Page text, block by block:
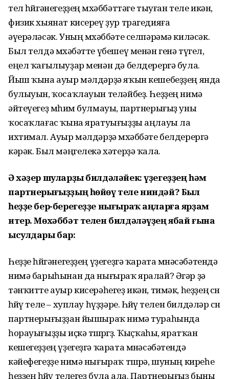
тел һөйгәнегеҙҙең мөхәббәттәге тыуған теле икән,
физик хыянат кисереү ҙур трагедияға
әүерәләсәк. Уның мөхәббәте селпәрәмә киләсәк.
Был телдә мөхәбәтте үбешеү менән генә түгел,
еңел ҡағылыуҙар менән дә белдерергә була.
Йыш ҡына ауыр мәлдәрҙә яҡын кешебеҙҙең янда
булыуын, ҡосаҡлауын теләйбеҙ. Һеҙҙең нимә
әйтеүегеҙ мөһим булмауы, партнерығыҙ уны
ҡосаҡлағас ҡына яратуығыҙҙы аңлауы ла
ихтимал. Ауыр мәлдәрҙә мөхәббәте белдерергә
кәрәк. Был мәңгелекә хәтерҙә ҡала.
Ә хәҙер шуларҙы билдәләйек: үҙегеҙҙең һәм
партнерығыҙҙың һөйөү теле ниндәй? Был
һеҙҙе бер-берегеҙҙе нығыраҡ аңларға ярҙам
итер. Мөхәббәт телен билдәләүҙең ябай ғына
ысулдары бар:
Һеҙҙе һөйгәнегеҙҙең үҙегеҙгә ҡарата мөнәсәбәтендә
нимә барыһынан да нығыраҡ яралай? Әгәр ҙә
тәнҡитте ауыр кисерәһегеҙ икән, тимәк, һеҙҙең өсөн
һөйөү теле – хуплау һүҙҙәре. Һөйөү телен билдәләр өсөн
партнерығыҙҙан йышыраҡ нимә тураһында
һорауығыҙҙы иҫкә төшөрөгөҙ. Ҡыҫҡаһы, яратҡан
кешегеҙҙең үҙегеҙгә ҡарата мөнәсәбәтендә
кәйефегеҙҙе нимә нығыраҡ төшөрә, шуның киреһе
һеҙҙең һөйөү телегеҙ була ала. Партнерығыҙ быны